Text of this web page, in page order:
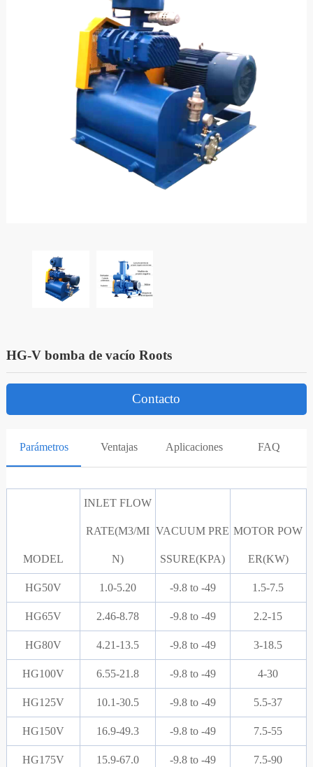
HG-V bomba de vacío Roots
Contacto
Parámetros Ventajas Aplicaciones FAQ
MODEL
INLET FLOW
RATE(M3/MI
N)
VACUUM PRE
SSURE(KPA)
MOTOR POW
ER(KW)
HG50V 1.0-5.20 -9.8 to -49 1.5-7.5
HG65V 2.46-8.78 -9.8 to -49 2.2-15
HG80V 4.21-13.5 -9.8 to -49 3-18.5
HG100V 6.55-21.8 -9.8 to -49 4-30
HG125V 10.1-30.5 -9.8 to -49 5.5-37
HG150V 16.9-49.3 -9.8 to -49 7.5-55
HG175V 15.9-67.0 -9.8 to -49 7.5-90